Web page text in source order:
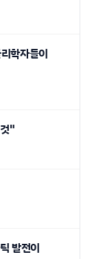
학자들이
"
발전이